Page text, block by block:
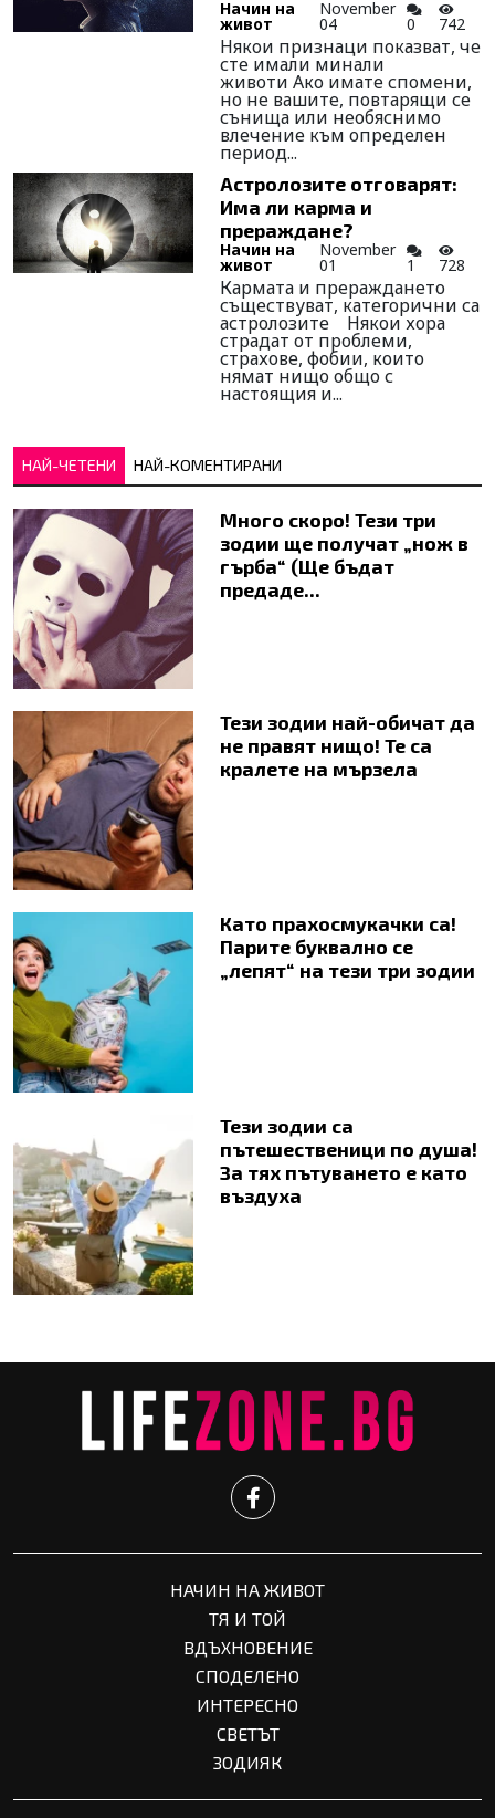
Начин на
живот
November
04 0 742
Някои признаци показват, че
сте имали минали
животи Ако имате спомени,
но не вашите, повтарящи се
сънища или необяснимо
влечение към определен
период...
Астролозите отговарят:
Има ли карма и
прераждане?
Начин на
живот
November
01 1 728
Кармата и прераждането
съществуват, категорични са
астролозите Някои хора
страдат от проблеми,
страхове, фобии, които
нямат нищо общо с
настоящия и...
НАЙ-ЧЕТЕНИ НАЙ-КОМЕНТИРАНИ
Много скоро! Тези три
зодии ще получат „нож в
гърба“ (Ще бъдат
предаде...
Тези зодии най-обичат да
не правят нищо! Те са
кралете на мързела
Като прахосмукачки са!
Парите буквално се
„лепят“ на тези три зодии
Тези зодии са
пътешественици по душа!
За тях пътуването е като
въздуха
НАЧИН НА ЖИВОТ
ТЯ И ТОЙ
ВДЪХНОВЕНИЕ
СПОДЕЛЕНО
ИНТЕРЕСНО
СВЕТЪТ
ЗОДИЯК